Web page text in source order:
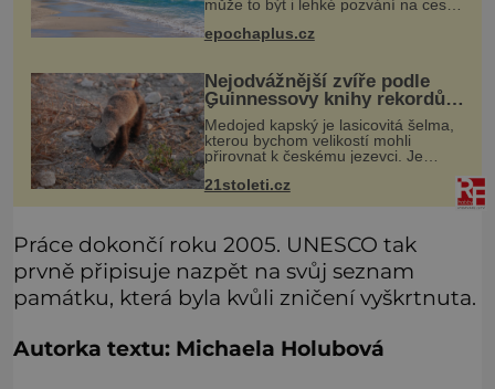
může to být i lehké pozvání na cestu
do srdce Středozemního moře, na
ostrov hrdých Sardů. Věděli jste, že
epochaplus.cz
Nejodvážnější zvíře podle
Guinnessovy knihy rekordů?
Šelmička s pruhem na
hřbetě!
Medojed kapský je lasicovitá šelma,
kterou bychom velikostí mohli
přirovnat k českému jezevci. Je
extrémně nebojácná, ostatně bývá
označována za nejodvážnější zvíře
21stoleti.cz
Práce dokončí roku 2005. UNESCO tak
prvně připisuje nazpět na svůj seznam
památku, která byla kvůli zničení vyškrtnuta.
Autorka textu: Michaela Holubová